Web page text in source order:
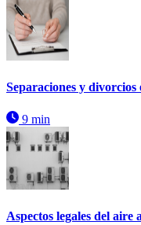
Separaciones y
9 min
Aspectos legales del aire